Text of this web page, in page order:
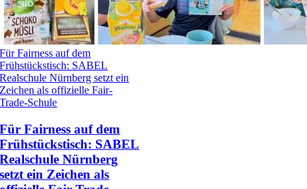
Für Fairness auf dem
Frühstückstisch: SABEL
Realschule Nürnberg setzt ein
Zeichen als offizielle Fair-
Trade-Schule
Für Fairness auf dem
Frühstückstisch: SABEL
Realschule Nürnberg
setzt ein Zeichen als